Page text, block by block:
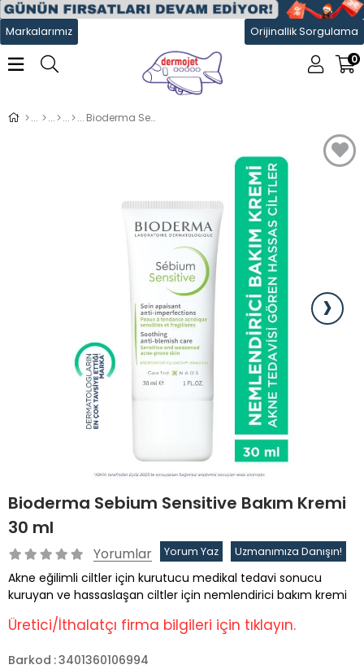
Markalarımız
Orijinallik Sorgulama
0
Bioderma Sebium Sensitive Bakım Kremi 30 ml
›
Bioderma Sebium Sensitive Bakım Kremi
30 ml
Yorumlar Yorum Yaz Uzmanımıza Danışın!
Akne eğilimli ciltler için kurutucu medikal tedavi sonucu
kuruyan ve hassaslaşan ciltler için nemlendirici bakım kremi
Üretici/İthalatçı firma bilgileri için tıklayın.
Barkod :3401360106994